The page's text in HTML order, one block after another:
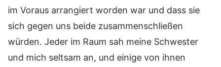
im Voraus arrangiert worden war und dass sie
sich gegen uns beide zusammenschließen
würden. Jeder im Raum sah meine Schwester
und mich seltsam an, und einige von ihnen